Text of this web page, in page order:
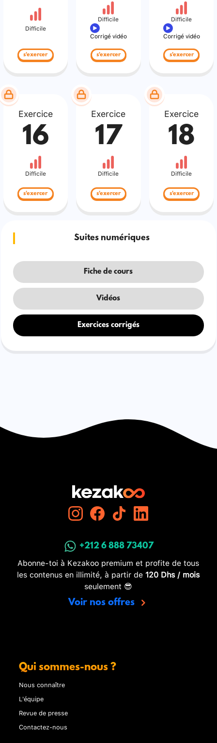
Difficile
s'exercer
Difficile
Corrigé vidéo
s'exercer
Difficile
Corrigé vidéo
s'exercer
Exercice
16
Difficile
s'exercer
Exercice
17
Difficile
s'exercer
Exercice
18
Difficile
s'exercer
Suites numériques
Fiche de cours
Vidéos
Exercices corrigés
+212 6 888 73407
Abonne-toi à Kezakoo premium et profite de tous
les contenus en illimité, à partir de 120 Dhs / mois
seulement 😎
Voir nos offres
Qui sommes-nous ?
Nous connaître
L'équipe
Revue de presse
Contactez-nous